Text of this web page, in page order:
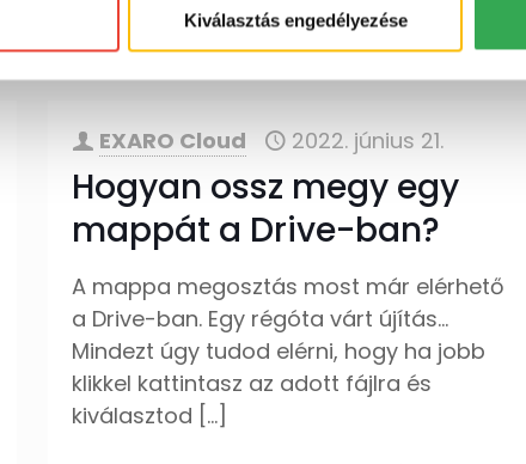
Kiválasztás engedélyezése
tovább
EXARO Cloud 2022. június 21.
Hogyan ossz megy egy
mappát a Drive-ban?
A mappa megosztás most már elérhető
a Drive-ban. Egy régóta várt újítás…
Mindezt úgy tudod elérni, hogy ha jobb
klikkel kattintasz az adott fájlra és
kiválasztod […]